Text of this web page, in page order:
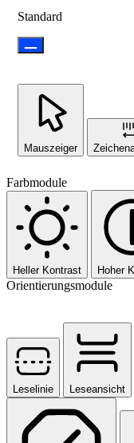
Standard
Mauszeiger
Farbmodule
Heller Kontrast Hoher
Orientierungsmodule
Leselinie Leseansicht